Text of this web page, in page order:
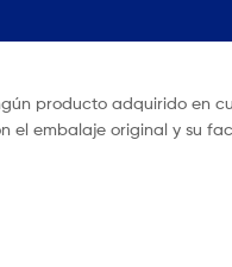
producto adquirido en
el embalaje original y su